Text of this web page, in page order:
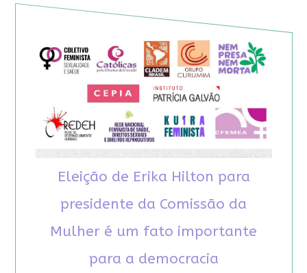
Eleição de Erika Hilton para
presidente da Comissão da
Mulher é um fato importante
para a democracia